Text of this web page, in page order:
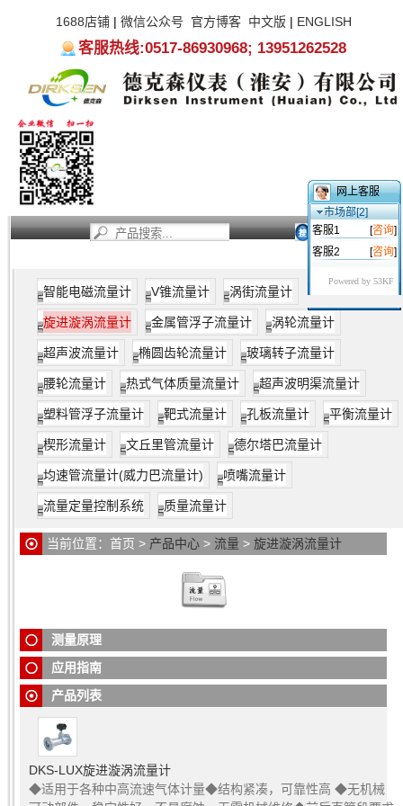
1688店铺| 微信公众号 官方博客 中文版 | ENGLISH
客服热线:0517-86930968; 13951262528
智能电磁流量计 V锥流量计 涡街流量计
旋进漩涡流量计 金属管浮子流量计 涡轮流量计
超声波流量计 椭圆齿轮流量计 玻璃转子流量计
腰轮流量计 热式气体质量流量计 超声波明渠流量计
塑料管浮子流量计 靶式流量计 孔板流量计 平衡流量计
楔形流量计 文丘里管流量计 德尔塔巴流量计
均速管流量计(威力巴流量计) 喷嘴流量计
流量定量控制系统 质量流量计
当前位置： 首页 > 产品中心 > 流量 > 旋进漩涡流量计
测量原理
旋进漩涡流量计传感器的流通剖面类似文丘里管的型线。在入
口侧安放一组螺旋型导流叶片，当流体进入流量传感器时，导
流叶片迫使流体产生剧烈的旋涡流。当流体进入扩散段时，旋
涡流受到回流的作用，开始作二次旋转，形成陀螺式的涡流进
动现象。该进动频率与流量大小成正比，不受流体物理性质和
密度的影响，检测元件测得流体二次旋转进动频率就能在较宽
的流量范围内获得良好的线性度。信号经前置放大器放大、滤
波、整形转换为与流速成正比的脉冲信号，然后再与温度、压
力等检测信号一起被送往微处理器进行积算处理，在液晶显示
屏上显示出测量结果（瞬时流量、累积流量及温度、压力数
据）。
流量计结构:
旋进漩涡流量计结构紧凑，主要由壳体、旋涡发生体、传感器
（温度、压力、流量）、整流器、支架和转换器构成。
旋进漩涡气体流量计使用条件:
度：-30℃~+80℃ 大气压力：86kPa~106kPa
应用指南
旋进漩涡流量计
金煤炭等行业各种气体计量。
产品列表
DKS-LUX旋进漩涡流量计
◆适用于各种中高流速气体计量◆结构紧凑，可靠性高 ◆无机械
网上客服
市场部[2]
客服1
[咨询]
客服2
[咨询]
Powered by 53KF